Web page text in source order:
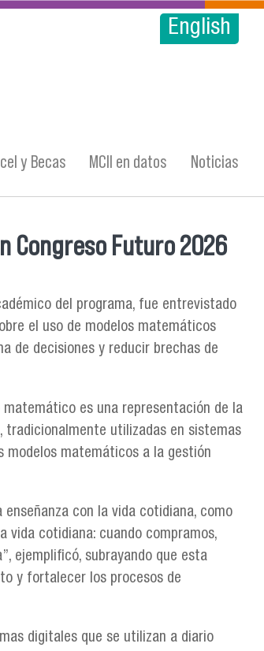
English
y Becas MCII en datos Noticias
Congreso Futuro 2026
del programa, fue entrevistado
el uso de modelos matemáticos
de decisiones y reducir brechas de
matemático es una representación de la
tradicionalmente utilizadas en sistemas
modelos matemáticos a la gestión
con la vida cotidiana, como
vida cotidiana: cuando compramos,
ejemplificó, subrayando que esta
y fortalecer los procesos de
digitales que se utilizan a diario